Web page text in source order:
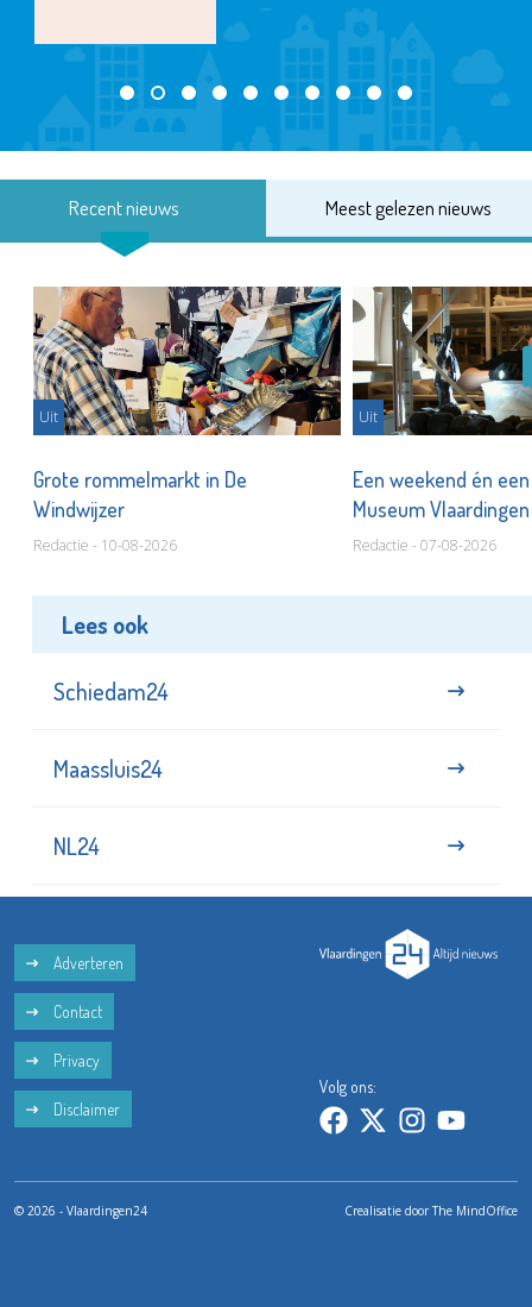
Recent nieuws Meest gelezen nieuws
Uit
Grote rommelmarkt in De
Windwijzer
Redactie - 10-08-2026
Uit
Een weekend én
Museum
Redactie - 07-08-2026
Lees ook
Schiedam24
Maassluis24
NL24
Adverteren
Contact
Privacy
Disclaimer
Volg ons:
© 2026 - Vlaardingen24 Crealisatie doorThe MindOffice